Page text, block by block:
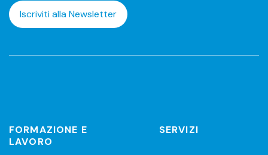
Iscriviti alla Newsletter
FORMAZIONE E
LAVORO
SERVIZI